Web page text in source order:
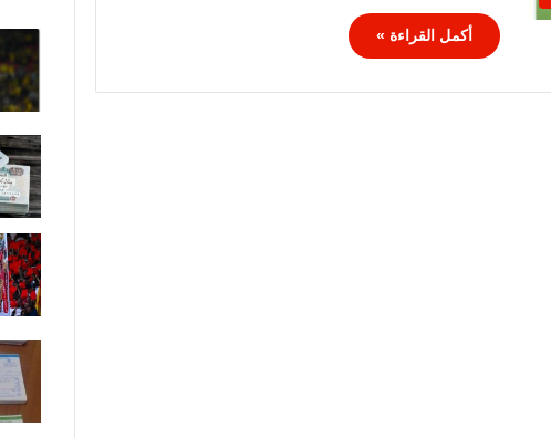
أكمل القراءة »